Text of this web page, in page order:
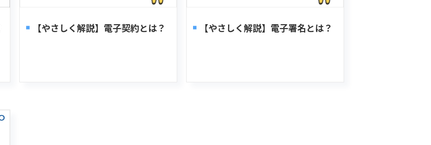
【やさしく解説】電子契約とは？ 【やさしく解説】電子署名とは？